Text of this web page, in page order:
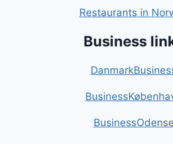
Restaurants in
Business
BusinessOdense